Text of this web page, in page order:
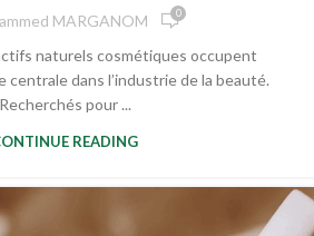
MARGANOM 0
naturels cosmétiques occupent
centrale dans l’industrie de la beauté.
Recherchés pour ...
READING